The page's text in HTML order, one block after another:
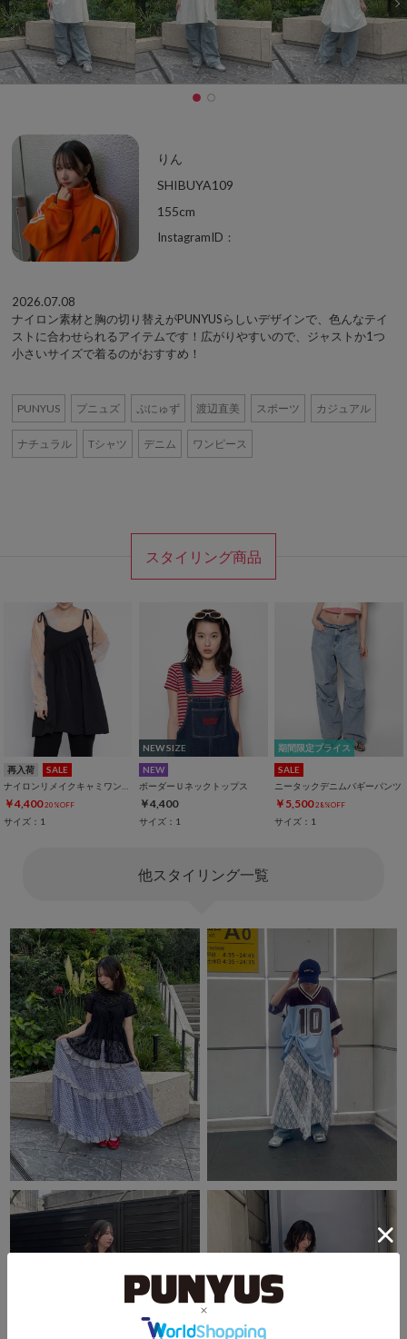
りん
SHIBUYA109
155cm
InstagramID：
2026.07.08
ナイロン素材と胸の切り替えがPUNYUSらしいデザインで、色んなテイ
ストに合わせられるアイテムです！広がりやすいので、ジャストか1つ
小さいサイズで着るのがおすすめ！
PUNYUS プニュズ ぷにゅず 渡辺直美 スポーツ カジュアル
ナチュラル Tシャツ デニム ワンピース
スタイリング商品
再入荷
SALE
￥4,400 20%OFF
サイズ：1
NEW SIZE
NEW
ボーダーＵネックトップス
￥4,400
サイズ：1
期間限定プライス
SALE
ニータックデニムバギーパンツ
￥5,500 28%OFF
サイズ：1
他スタイリング一覧